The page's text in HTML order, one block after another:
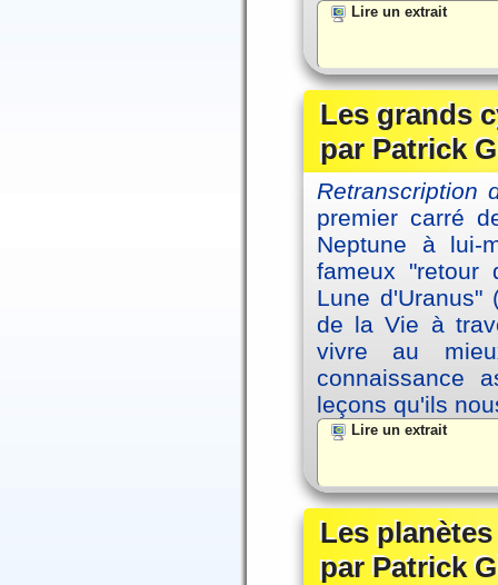
Lire un extrait
Les grands
par Patrick
Retranscription
premier carré
Neptune à lui-
fameux "retour
Lune d'Uranus"
de la Vie à
vivre au
connaissance
leçons qu'ils
Lire un extrait
Les
par Patrick